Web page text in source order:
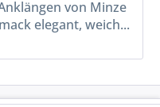
von Minze
elegant, weich...